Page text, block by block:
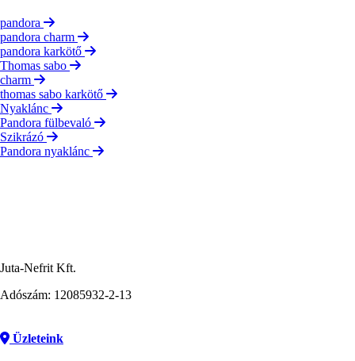
pandora
pandora charm
pandora karkötő
Thomas sabo
charm
thomas sabo karkötő
Nyaklánc
Pandora fülbevaló
Szikrázó
Pandora nyaklánc
Juta-Nefrit Kft.
Adószám: 12085932-2-13
Üzleteink